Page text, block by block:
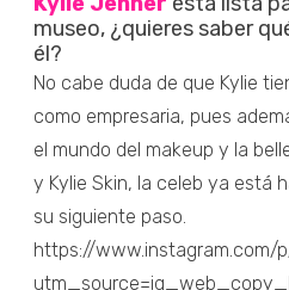
museo, ¿quieres saber
él?
No cabe duda de que Kylie
como empresaria, pues
el mundo del makeup y la
y Kylie Skin, la celeb ya está
su siguiente paso.
https://www.instagram.com/